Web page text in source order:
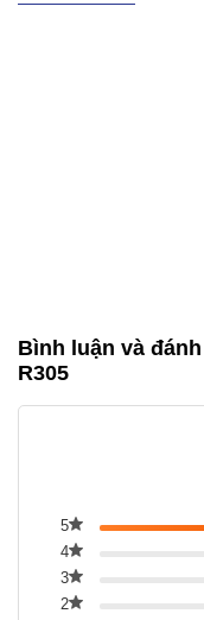
Bình luận và
R305
5
4
3
2